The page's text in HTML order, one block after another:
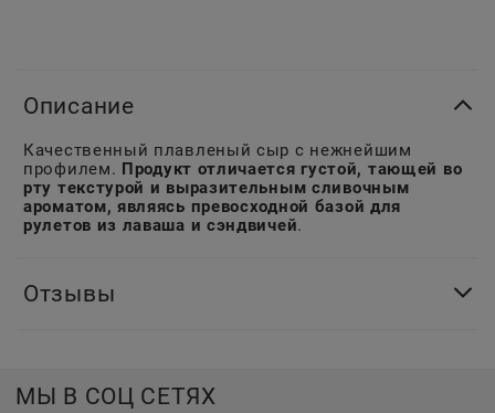
Описание
Качественный плавленый сыр с нежнейшим
профилем. Продукт отличается густой, тающей во
рту текстурой и выразительным сливочным
ароматом, являясь превосходной базой для
рулетов из лаваша и сэндвичей.
Отзывы
МЫ В СОЦ СЕТЯХ